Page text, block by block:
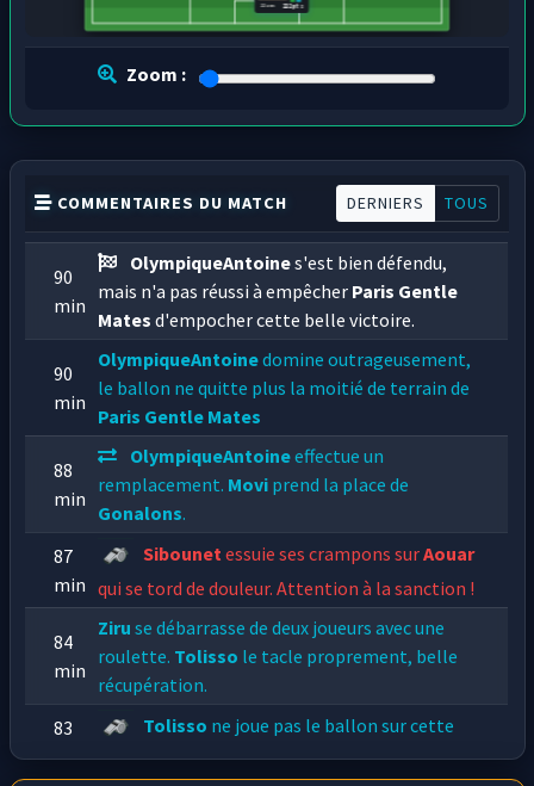
222 pts
22 ans
Zoom :
COMMENTAIRES DU MATCH DERNIERS TOUS
90
min
OlympiqueAntoines'est bien défendu,
mais n'a pas réussi à empêcher Paris Gentle
Mates d'empocher cette belle victoire.
90
min
OlympiqueAntoinedomine outrageusement,
le ballon ne quitte plus la moitié de terrain de
Paris Gentle Mates
88
min
OlympiqueAntoineeffectue un
remplacement. Movi prend la place de
Gonalons.
87
min
Sibounetessuie ses crampons surAouar
qui se tord de douleur. Attention à la sanction !
84
min
Ziru se débarrasse de deux joueurs avec une
roulette. Tolisso le tacle proprement, belle
récupération.
83
min
Tolisso ne joue pas le ballon sur cette
action !Mystkest au sol. C'est une faute.